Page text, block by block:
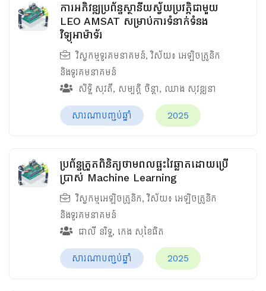
ការអភិវឌ្ឍប្រព័ន្ធស្ថានីយស្វ័យប្រវត្តិជាមួយ
LEO AMSAT សម្រាប់ការទំនាក់ទំនង
វិទ្យុអាម៉ាទ័រ
វិស្វកម្មទូរគមនាគមន៍, វិស័យ៖ អេឡិចត្រូនិក
និងទូរគមនាគមន៍
សិទ្ធិ សុវតី, សម្បត្តិ ចិន្ដា, ឈាង សុវឌ្ឍនា
សារណាបញ្ចប់ឆ្នាំ 2025
ប្រព័ន្ធត្រួតពិនិត្យថាមពលផ្ទះវៃឆ្លាតដោយប្រើ
ប្រាស់ Machine Learning
វិស្វកម្មអេឡិចត្រូនិក, វិស័យ៖ អេឡិចត្រូនិក
និងទូរគមនាគមន៍
ជាលី នរិទ្ធ, កេង សុខៃធិត
សារណាបញ្ចប់ឆ្នាំ 2025